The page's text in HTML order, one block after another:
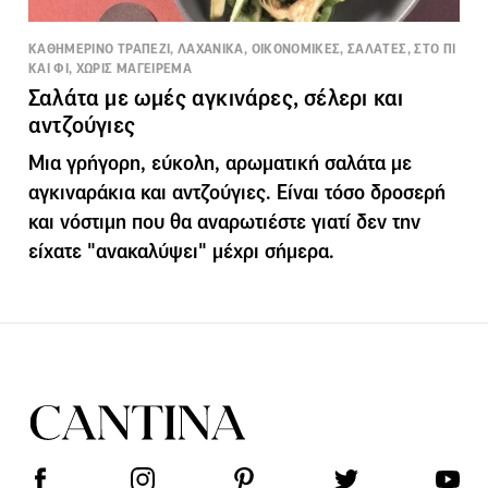
ΚΑΘΗΜΕΡΙΝΟ ΤΡΑΠΕΖΙ, ΛΑΧΑΝΙΚΑ, ΟΙΚΟΝΟΜΙΚΕΣ, ΣΑΛΑΤΕΣ, ΣΤΟ ΠΙ
ΚΑΙ ΦΙ, ΧΩΡΙΣ ΜΑΓΕΙΡΕΜΑ
Σαλάτα με ωμές αγκινάρες, σέλερι και
αντζούγιες
Μια γρήγορη, εύκολη, αρωματική σαλάτα με
αγκιναράκια και αντζούγιες. Είναι τόσο δροσερή
και νόστιμη που θα αναρωτιέστε γιατί δεν την
είχατε "ανακαλύψει" μέχρι σήμερα.